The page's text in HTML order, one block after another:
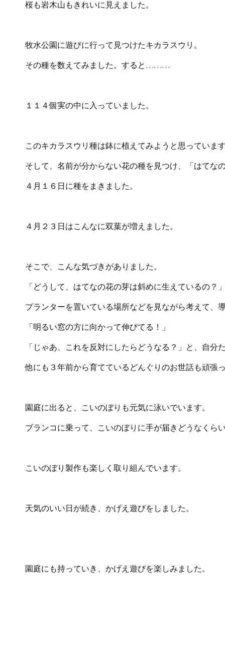
桜も岩木山もきれいに見えました。
牧水公園に遊びに行って見つけたキカラスウリ。
その種を数えてみました。すると………
１１４個実の中に入っていました。
このキカラスウリ種は鉢に植えてみようと思っていま
そして、名前が分からない花の種を見つけ、「はてな
４月１６日に種をまきました。
４月２３日はこんなに双葉が増えました。
そこで、こんな気づきがありました。
「どうして、はてなの花の芽は斜めに生えているの？
プランターを置いている場所などを見ながら考えて
「明るい窓の方に向かって伸びてる！」
「じゃあ、これを反対にしたらどうなる？」と、自
他にも３年前から育てているどんぐりのお世話も頑張
園庭に出ると、こいのぼりも元気に泳いでいます。
ブランコに乗って、こいのぼりに手が届きどうなくら
こいのぼり製作も楽しく取り組んでいます。
天気のいい日が続き、かげえ遊びをしました。
園庭にも持っていき、かげえ遊びを楽しみました。